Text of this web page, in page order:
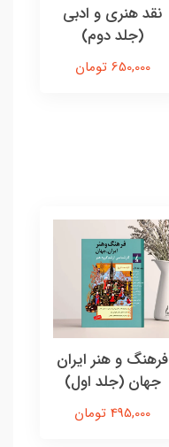
نقد هنری و ادبی
(جلد دوم)
650,000 تومان
فرهنگ و هنر ایران
جهان (جلد اول)
495,000 تومان